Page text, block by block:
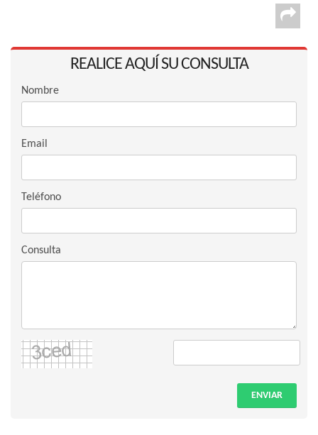
REALICE AQUÍ SU CONSULTA
Nombre
Email
Teléfono
Consulta
ENVIAR